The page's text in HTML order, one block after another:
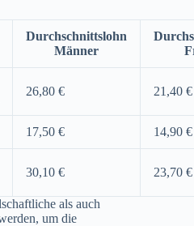
Durchschnittslohn
Männer
26,80 € 21,40 €
17,50 € 14,90 €
30,10 € 23,70 €
als auch
um die